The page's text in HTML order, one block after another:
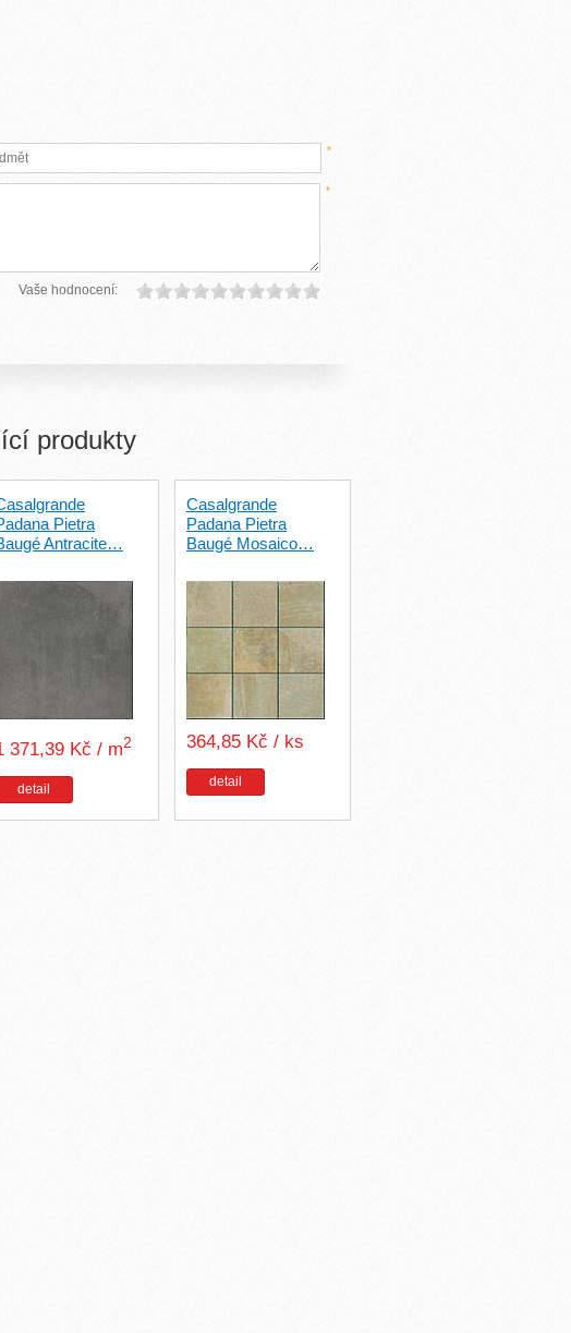
*
*
Vaše hodnocení:
produkty
Pietra
Antracite…
1 371,39 Kč / m2
detail
Casalgrande
Padana Pietra
Baugé Mosaico…
364,85 Kč / ks
detail